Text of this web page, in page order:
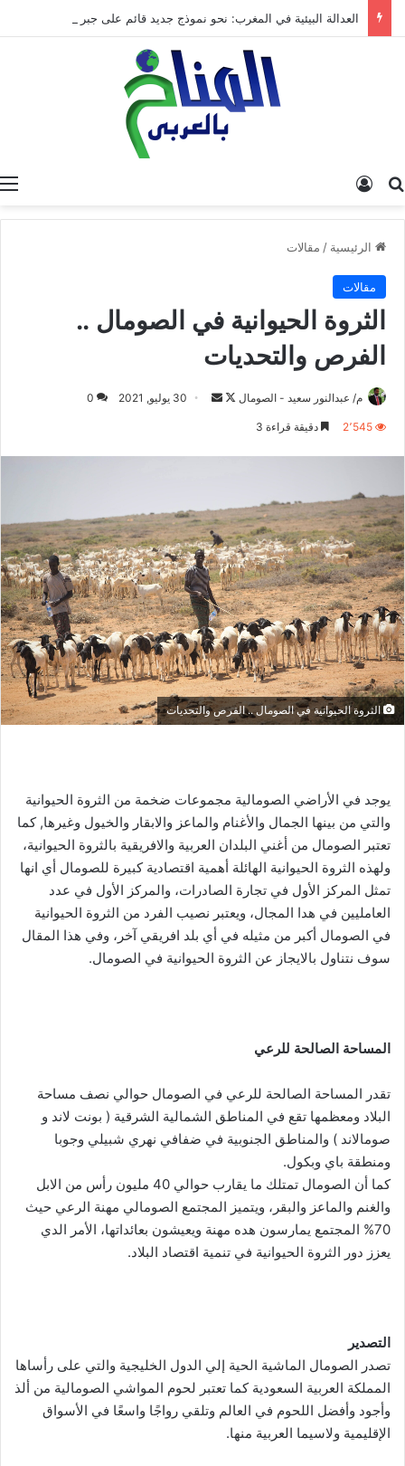
البحث عن
الرئيسية / مقالات
مقالات
الثروة الحيوانية في الصومال ..
الفرص والتحديات
م/ عبدالنور سعيد - الصومال
ت
ل
ى
X
ر
ي
د
ا
إ
ل
ك
ت
ر
و
ن
30 يوليو, 2021 0
2٬545 دقيقة قراءة 3
الثروة الحيوانية في الصومال .. الفرص والتحديات
يوجد في الأراضي الصومالية مجموعات ضخمة من الثروة الحيوانية
والتي من بينها الجمال والأغنام والماعز والابقار والخيول وغيرها, كما
تعتبر الصومال من أغني البلدان العربية والافريقية بالثروة الحيوانية،
ولهذه الثروة الحيوانية الهائلة أهمية اقتصادية كبيرة للصومال أي انها
تمثل المركز الأول في تجارة الصادرات، والمركز الأول في عدد
العامليين في هدا المجال، ويعتبر نصيب الفرد من الثروة الحيوانية
في الصومال أكبر من مثيله في أي بلد افريقي آخر، وفي هذا المقال
سوف نتناول بالايجاز عن الثروة الحيوانية في الصومال.
المساحة الصالحة للرعي
تقدر المساحة الصالحة للرعي في الصومال حوالي نصف مساحة
البلاد ومعظمها تقع في المناطق الشمالية الشرقية ( بونت لاند و
صومالاند ) والمناطق الجنوبية في ضفافي نهري شبيلي وجوبا
ومنطقة باي وبكول.
كما أن الصومال تمتلك ما يقارب حوالي 40 مليون رأس من الابل
والغنم والماعز والبقر، ويتميز المجتمع الصومالي مهنة الرعي حيث
70% المجتمع يمارسون هده مهنة ويعيشون بعائداتها، الأمر الدي
يعزز دور الثروة الحيوانية في تنمية اقتصاد البلاد.
التصدير
تصدر الصومال الماشية الحية إلي الدول الخليجية والتي على رأساها
المملكة العربية السعودية كما تعتبر لحوم المواشي الصومالية من ألذ
وأجود وأفضل اللحوم في العالم وتلقي رواجًا واسعًا في الأسواق
الإقليمية ولاسيما العربية منها.